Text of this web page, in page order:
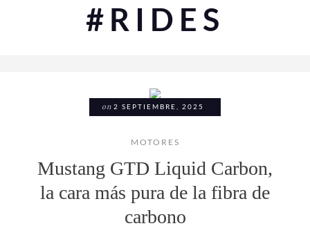
#RIDES
on 2 SEPTIEMBRE, 2025
MOTORES
Mustang GTD Liquid Carbon,
la cara más pura de la fibra de
carbono